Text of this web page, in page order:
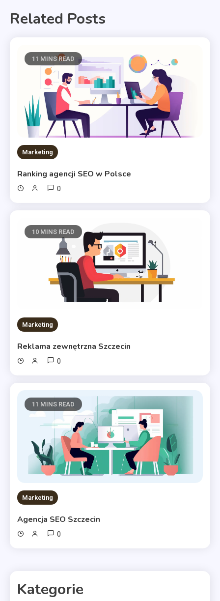
Related Posts
11 MINS READ
Marketing
Ranking agencji SEO w Polsce
0
10 MINS READ
Marketing
Reklama zewnętrzna Szczecin
0
11 MINS READ
Marketing
Agencja SEO Szczecin
0
Kategorie